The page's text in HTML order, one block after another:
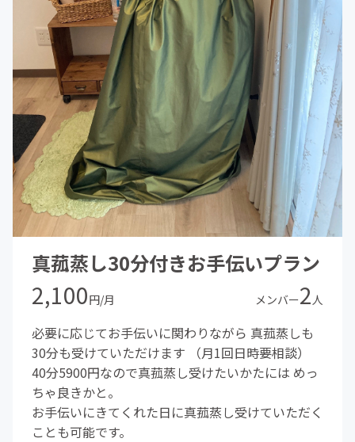
真菰蒸し30分付きお手伝いプラン
2,100円/月 メンバー2 人
必要に応じてお手伝いに関わりながら 真菰蒸しも
30分も受けていただけます （月1回日時要相談）
40分5900円なので真菰蒸し受けたいかたには めっ
ちゃ良きかと。
お手伝いにきてくれた日に真菰蒸し受けていただく
ことも可能です。